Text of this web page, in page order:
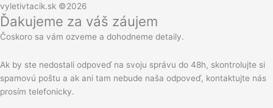
vyletivtacik.sk ©2026
Ďakujeme za váš záujem
Čoskoro sa vám ozveme a dohodneme detaily.
Ak by ste nedostali odpoveď na svoju správu do 48h, skontrolujte si
spamovú poštu a ak ani tam nebude naša odpoveď, kontaktujte nás
prosím telefonicky.